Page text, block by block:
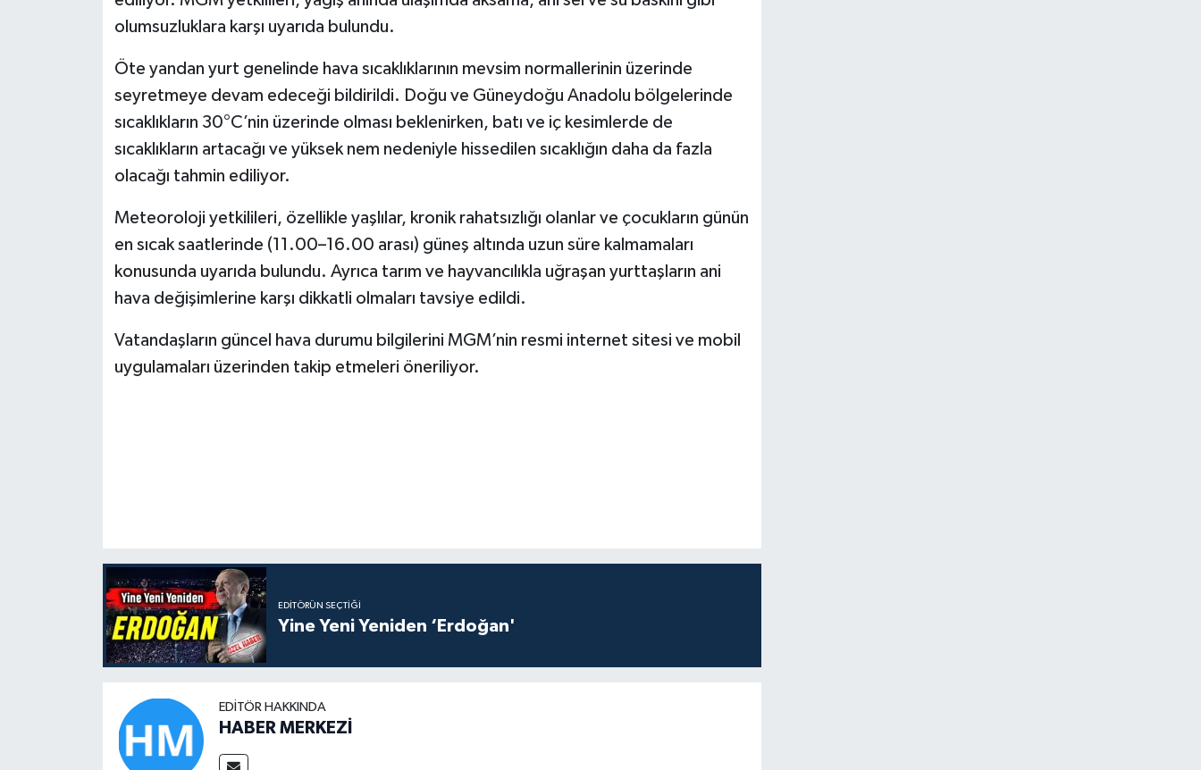
olumsuzluklara karşı uyarıda bulundu.
Öte yandan yurt genelinde hava sıcaklıklarının mevsim normallerinin üzerinde
seyretmeye devam edeceği bildirildi. Doğu ve Güneydoğu Anadolu bölgelerinde
sıcaklıkların 30°C’nin üzerinde olması beklenirken, batı ve iç kesimlerde de
sıcaklıkların artacağı ve yüksek nem nedeniyle hissedilen sıcaklığın daha da fazla
olacağı tahmin ediliyor.
Meteoroloji yetkilileri, özellikle yaşlılar, kronik rahatsızlığı olanlar ve çocukların günün
en sıcak saatlerinde (11.00–16.00 arası) güneş altında uzun süre kalmamaları
konusunda uyarıda bulundu. Ayrıca tarım ve hayvancılıkla uğraşan yurttaşların ani
hava değişimlerine karşı dikkatli olmaları tavsiye edildi.
Vatandaşların güncel hava durumu bilgilerini MGM’nin resmi internet sitesi ve mobil
uygulamaları üzerinden takip etmeleri öneriliyor.
EDITÖRÜN SEÇTIĞI
Yine Yeni Yeniden ‘Erdoğan'
EDITÖR HAKKINDA
HABER MERKEZİ